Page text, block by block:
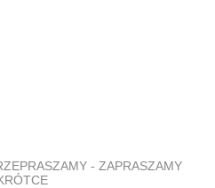
- ZAPRASZAMY